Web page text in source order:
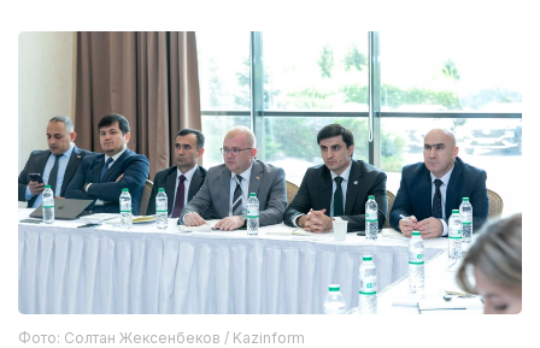
Фото: Солтан Жексенбеков / Kazinform